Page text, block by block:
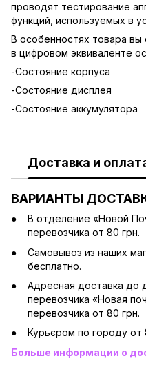
проводят тестирование
функций, используемых в
В особенностях товара
в цифровом эквиваленте
-Состояние корпуса
-Состояние дисплея
-Состояние аккумулятора
Доставка и
ВАРИАНТЫ
В отделение «Новой
перевозчика от 80 грн.
Cамовывоз из наших
бесплатно.
Адресная доставка до
перевозчика «Новая
перевозчика от 80 грн.
Курьєром по городу от
Больше информации о